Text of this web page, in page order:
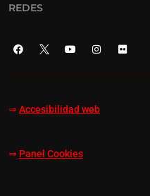
REDES
⇒ Accesibilidad web
⇒ Panel Cookies